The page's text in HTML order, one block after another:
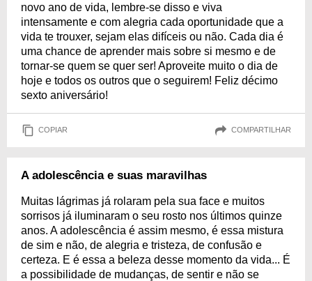
novo ano de vida, lembre-se disso e viva
intensamente e com alegria cada oportunidade que a
vida te trouxer, sejam elas difíceis ou não. Cada dia é
uma chance de aprender mais sobre si mesmo e de
tornar-se quem se quer ser! Aproveite muito o dia de
hoje e todos os outros que o seguirem! Feliz décimo
sexto aniversário!
COPIAR COMPARTILHAR
A adolescência e suas maravilhas
Muitas lágrimas já rolaram pela sua face e muitos
sorrisos já iluminaram o seu rosto nos últimos quinze
anos. A adolescência é assim mesmo, é essa mistura
de sim e não, de alegria e tristeza, de confusão e
certeza. E é essa a beleza desse momento da vida... É
a possibilidade de mudanças, de sentir e não se